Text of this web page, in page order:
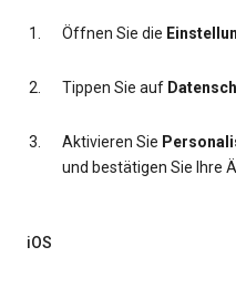
Öffnen Sie die
Tippen Sie auf
Aktivieren Sie
und bestätigen Sie Ihre
iOS